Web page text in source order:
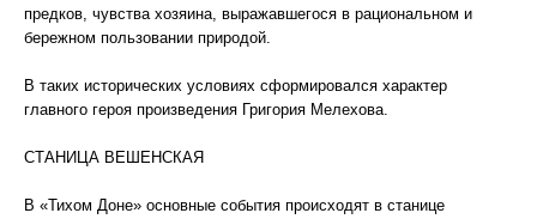
предков, чувства хозяина, выражавшегося в рациональном и
бережном пользовании природой.
В таких исторических условиях сформировался характер
главного героя произведения Григория Мелехова.
СТАНИЦА ВЕШЕНСКАЯ
В «Тихом Доне» основные события происходят в станице